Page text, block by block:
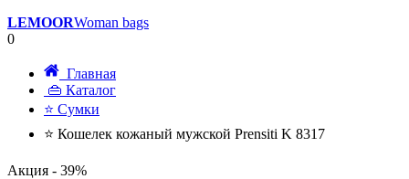
LEMOORWoman bags
0
Главная
👜 Каталог
⭐ Сумки
⭐ Кошелек кожаный мужской Prensiti K 8317
Акция - 39%